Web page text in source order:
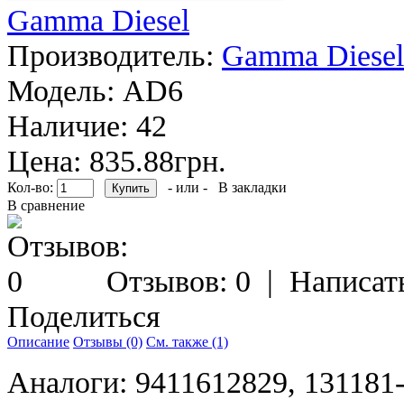
Производитель: Gamma Diesel
Модель: AD6
Наличие: 42
Цена: 835.88грн.
Кол-во: - или -
В закладки
В сравнение
Отзывов: 0 |
Поделиться
Описание Отзывы (0) См. также (1)
Аналоги: 9411612829,